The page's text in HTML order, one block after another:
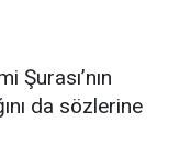
Şurası’nın
da sözlerine